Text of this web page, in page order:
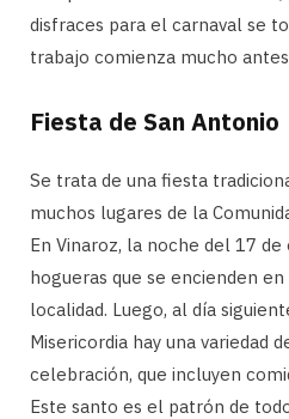
disfraces para el carnaval se
trabajo comienza mucho
Fiesta de San Antonio
Se trata de una fiesta
muchos lugares de la
En Vinaroz, la noche del 17
hogueras que se encienden
localidad. Luego, al día
Misericordia hay una variedad
celebración, que incluyen
Este santo es el patrón de